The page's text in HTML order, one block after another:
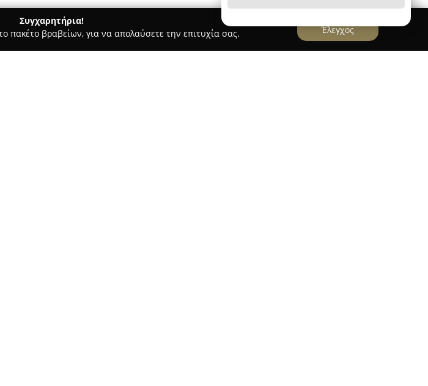
Συγχαρητήρια!
πακέτο βραβείων, για να απολαύσετε την επιτυχία σας.
Έλεγχος